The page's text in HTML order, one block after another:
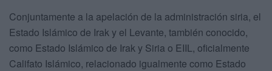
Conjuntamente a la apelación de la administración siria, el
Estado Islámico de Irak y el Levante, también conocido,
como Estado Islámico de Irak y Siria o EIIL, oficialmente
Califato Islámico, relacionado igualmente como Estado